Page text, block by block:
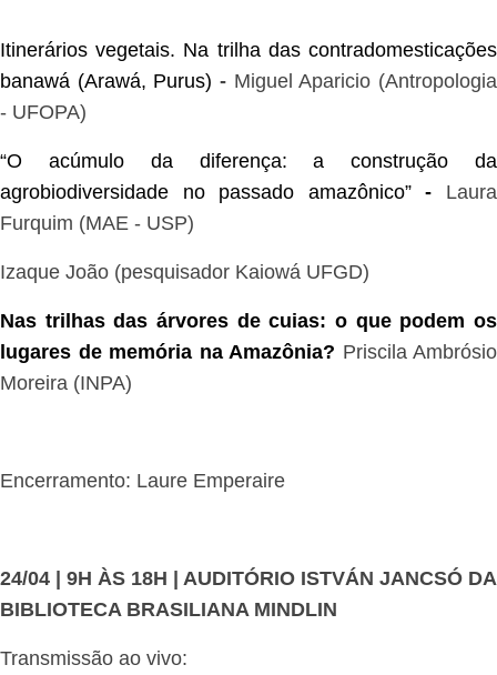
Itinerários vegetais. Na trilha das contradomesticações
banawá (Arawá, Purus) - Miguel Aparicio (Antropologia
- UFOPA)
“O acúmulo da diferença: a construção da
agrobiodiversidade no passado amazônico”- Laura
Furquim (MAE - USP)
Izaque João (pesquisador Kaiowá UFGD)
Nas trilhas das árvores de cuias: o que podem os
lugares de memória na Amazônia? Priscila Ambrósio
Moreira (INPA)
Encerramento: Laure Emperaire
24/04 | 9H ÀS 18H | AUDITÓRIO ISTVÁN JANCSÓ DA
BIBLIOTECA BRASILIANA MINDLIN
Transmissão ao vivo: